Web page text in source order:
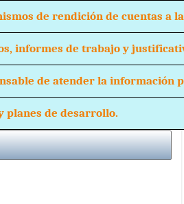
de rendición de cuentas a
de trabajo y
de atender la información
de desarrollo.